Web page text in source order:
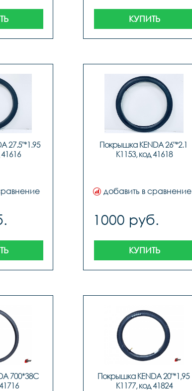
КУПИТЬ
27.5"*1.95
Покрышка KENDA 26"*2.1
K1153, код 41618
добавить в сравнение
1000 руб.
КУПИТЬ
700*38C
Покрышка KENDA 20"*1,95
K1177, код 41824